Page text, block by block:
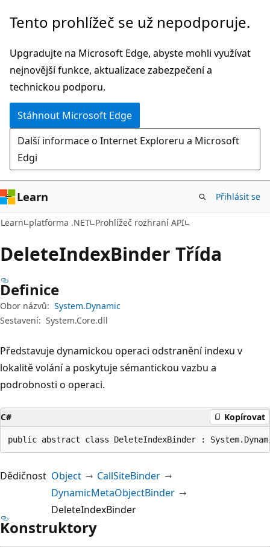
Přeskočit
hlavní
obsah
Přeskočit
navigaci
na
stránce
Tento prohlížeč se už nepodporuje.
Upgradujte na Microsoft Edge, abyste mohli využívat
nejnovější funkce, aktualizace zabezpečení a
technickou podporu.
Stáhnout Microsoft Edge
Další informace o Internet Exploreru a Microsoft
Edgi
Learn Přihlásit se
Learn platforma .NET Prohlížeč rozhraní API
DeleteIndexBinder Třída
Definice
Obor názvů: System.Dynamic
Sestavení: System.Core.dll
Představuje dynamickou operaci odstranění indexu v
lokalitě volání a poskytuje sémantickou vazbu a
podrobnosti o operaci.
C# Kopírovat
public abstract class DeleteIndexBinder :
Dědičnost Object
CallSiteBinder
DynamicMetaObjectBinder
DeleteIndexBinder
Konstruktory